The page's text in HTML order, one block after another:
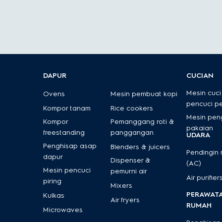
Mixer Electrolux dirancang untuk mendukung semua
Pengaturan
Menyediakan
Aksesori aman untuk dishwasher: Bagian-bagian
Telusuri koleksi lengkap mixer Electrolux dan temukan
Temukan juga peralatan dapur berkualitas tinggi lainnya
DAPUR
Ovens
Kompor tanam
Kompor
freestanding
Penghisap asap
dapur
Mesin pencuci
piring
Kulkas
Microwaves
Mesin pembuat kopi
Rice cookers
Pemanggang roti &
panggangan
Blenders & juicers
Dispenser &
pemurni air
Mixers
Air fryers
CUCIAN
Mesin
pencuci
Mesin
pakaian
UDARA
Pendingin
(AC)
Air purifiers
RUMAH